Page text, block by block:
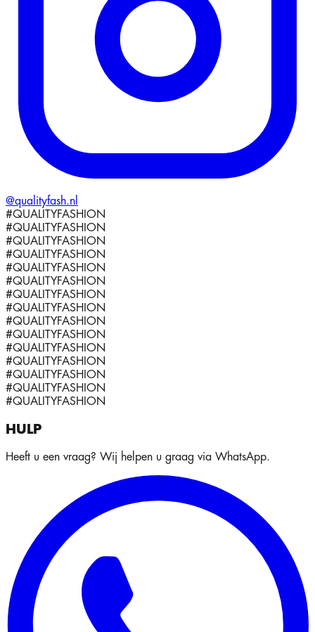
@qualityfash.nl
#QUALITYFASHION
#QUALITYFASHION
#QUALITYFASHION
#QUALITYFASHION
#QUALITYFASHION
#QUALITYFASHION
#QUALITYFASHION
#QUALITYFASHION
#QUALITYFASHION
#QUALITYFASHION
#QUALITYFASHION
#QUALITYFASHION
#QUALITYFASHION
#QUALITYFASHION
#QUALITYFASHION
HULP
Heeft u een vraag? Wij helpen u graag via WhatsApp.